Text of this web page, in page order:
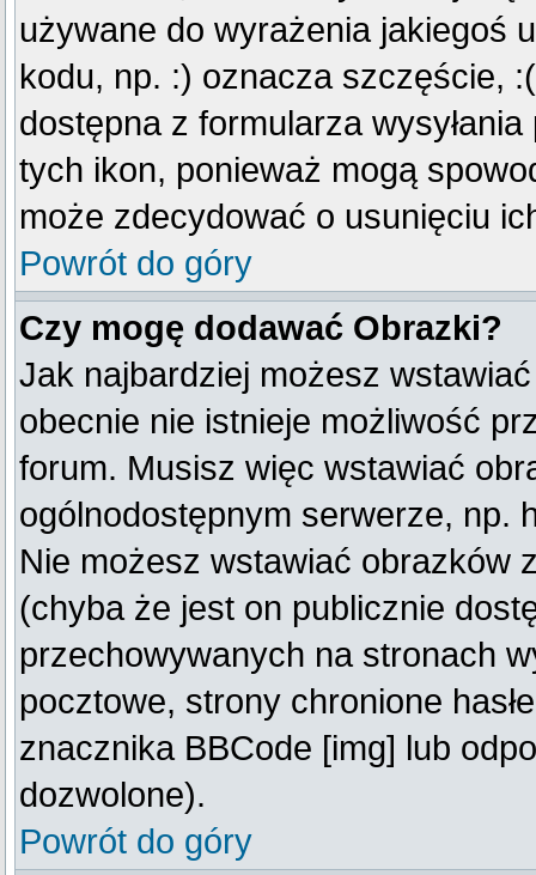
używane do wyrażenia jakiegoś
kodu, np. :) oznacza szczęście,
dostępna z formularza
tych ikon, ponieważ mogą
może zdecydować o usunięciu
Powrót do góry
Czy mogę dodawać Obrazki?
Jak najbardziej możesz
obecnie nie istnieje możliwość
forum. Musisz więc wstawiać
ogólnodostępnym serwerze, np.
Nie możesz wstawiać obrazków
(chyba że jest on publicznie
przechowywanych na stronach
pocztowe, strony chronione
znacznika BBCode [img] lub
dozwolone).
Powrót do góry